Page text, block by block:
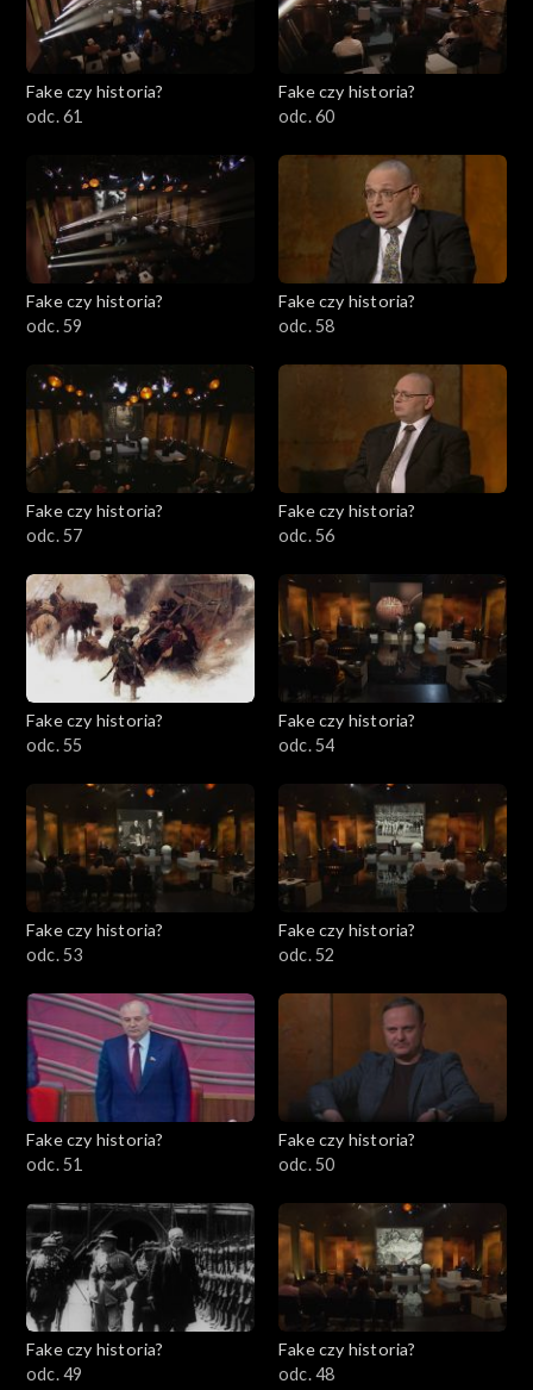
Fake czy historia?
odc. 61
Fake czy historia?
odc. 60
Fake czy historia?
odc. 59
Fake czy historia?
odc. 58
Fake czy historia?
odc. 57
Fake czy historia?
odc. 56
Fake czy historia?
odc. 55
Fake czy historia?
odc. 54
Fake czy historia?
odc. 53
Fake czy historia?
odc. 52
Fake czy historia?
odc. 51
Fake czy historia?
odc. 50
Fake czy historia?
odc. 49
Fake czy historia?
odc. 48